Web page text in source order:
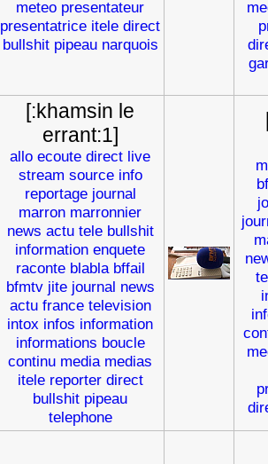
meteo presentateur
presentatrice itele direct
bullshit pipeau narquois
[:khamsin le
errant:1]
allo ecoute direct live
stream source info
reportage journal
marron marronnier
news actu tele bullshit
information enquete
raconte blabla bffail
bfmtv jite journal news
actu france television
intox infos information
informations boucle
continu media medias
itele reporter direct
bullshit pipeau
telephone